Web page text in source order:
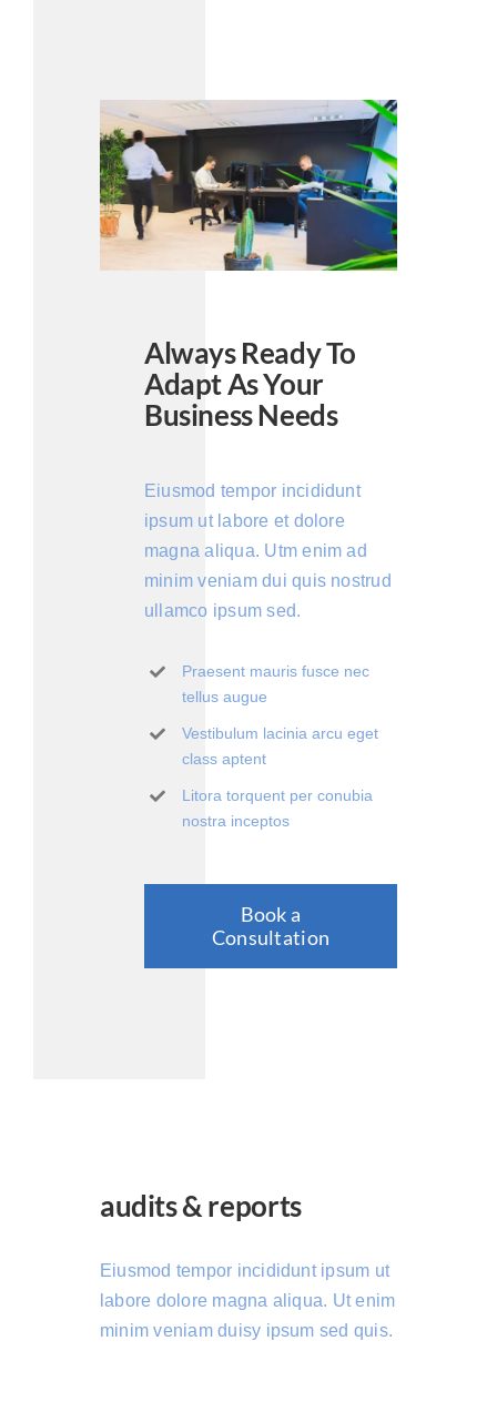
Always Ready To
Adapt As Your
Business Needs
Eiusmod tempor incididunt
ipsum ut labore et dolore
magna aliqua. Utm enim ad
minim veniam dui quis nostrud
ullamco ipsum sed.
Praesent mauris fusce nec
tellus augue
Vestibulum lacinia arcu eget
class aptent
Litora torquent per conubia
nostra inceptos
Book a
Consultation
audits & reports
Eiusmod tempor incididunt ipsum ut
labore dolore magna aliqua. Ut enim
minim veniam duisy ipsum sed quis.